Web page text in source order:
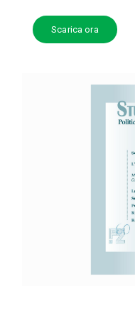
Scarica ora